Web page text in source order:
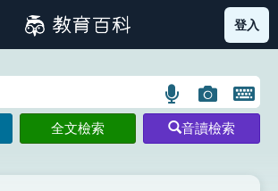
筆畫索引圖示 部首索引表圖示
登入
語
言
搜
圖
片
搜
開
鍵
圖
全文檢索 音讀檢索